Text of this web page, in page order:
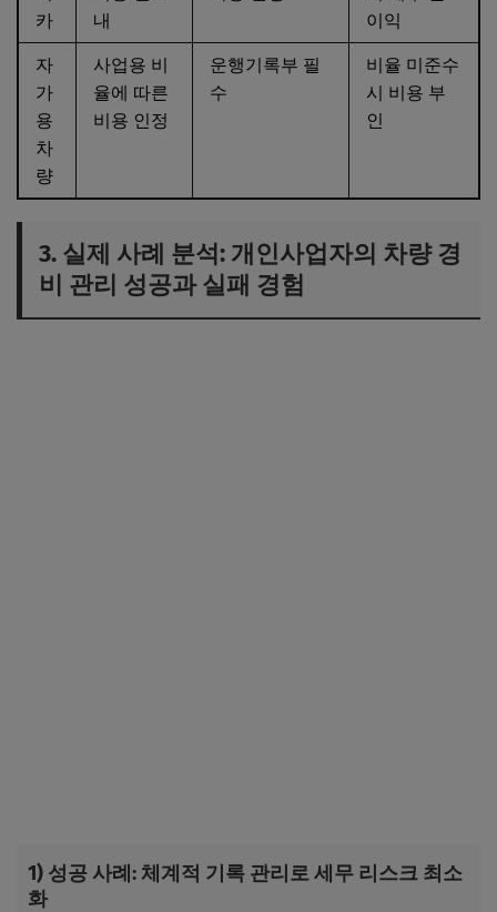
카
내
이익
자
가
용
차
량
사업용 비
율에 따른
비용 인정
운행기록부 필
수
비율 미준수
시 비용 부
인
3. 실제 사례 분석: 개인사업자의 차량 경
비 관리 성공과 실패 경험
1) 성공 사례: 체계적 기록 관리로 세무 리스크 최소
화